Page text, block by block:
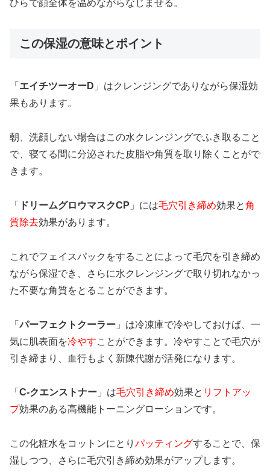
ひらで顔全体を温めながらなじませる。
この保湿の意味とポイント
「 エイチツーオーD 」はクレンジングでありながら保湿効
果もあります。
朝、洗顔しない場合はこの水クレンジングでふき取ること
で、寝てる間に分泌された皮脂や角質を取り除くことがで
きます。
「 ドリームグロウマスクCP 」には毛穴引き締め効果と角
質除去効果があります。
これでフェイスパックをすることによって毛穴を引き締め
ながら保湿でき、さらに水クレンジングで取り切れなかっ
た不要な角質をとることができます。
「パーフェクトクーラー 」は冷凍庫で冷やしておけば、一
気に肌表面を冷やすことができます。冷やすことで毛穴が
引き締まり、血行もよく新陳代謝が活発になります。
「 C-クエンストナー 」は毛穴引き締め効果と リフトアッ
プ効果のある高機能トーニングローションです。
この化粧水をコットンにとり パッティングすることで、保
湿しつつ、さらに毛穴引き締め効果がアップします。